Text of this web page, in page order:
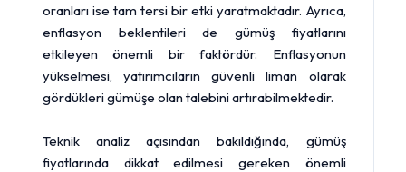
oranları ise tam tersi bir etki yaratmaktadır. Ayrıca,
enflasyon beklentileri de gümüş fiyatlarını
etkileyen önemli bir faktördür. Enflasyonun
yükselmesi, yatırımcıların güvenli liman olarak
gördükleri gümüşe olan talebini artırabilmektedir.
Teknik analiz açısından bakıldığında, gümüş
fiyatlarında dikkat edilmesi gereken önemli